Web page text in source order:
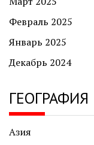
Февраль 2025
Январь 2025
Декабрь 2024
ГЕОГРАФИЯ
Азия